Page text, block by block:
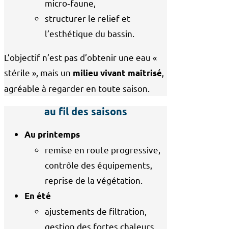
micro‑faune,
structurer le relief et
l’esthétique du bassin.
L’objectif n’est pas d’obtenir une eau «
stérile », mais un milieu vivant maîtrisé
agréable à regarder en toute saison.
au fil des saisons
Au printemps
remise en route progressive,
contrôle des équipements,
reprise de la végétation.
En été
ajustements de filtration,
gestion des fortes chaleurs,